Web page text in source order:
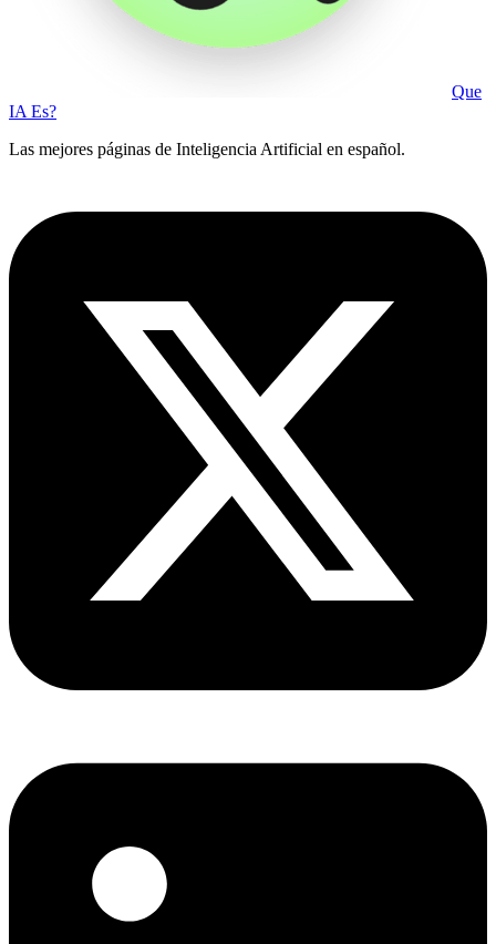
Que
IA Es?
Las mejores páginas de Inteligencia Artificial en español.